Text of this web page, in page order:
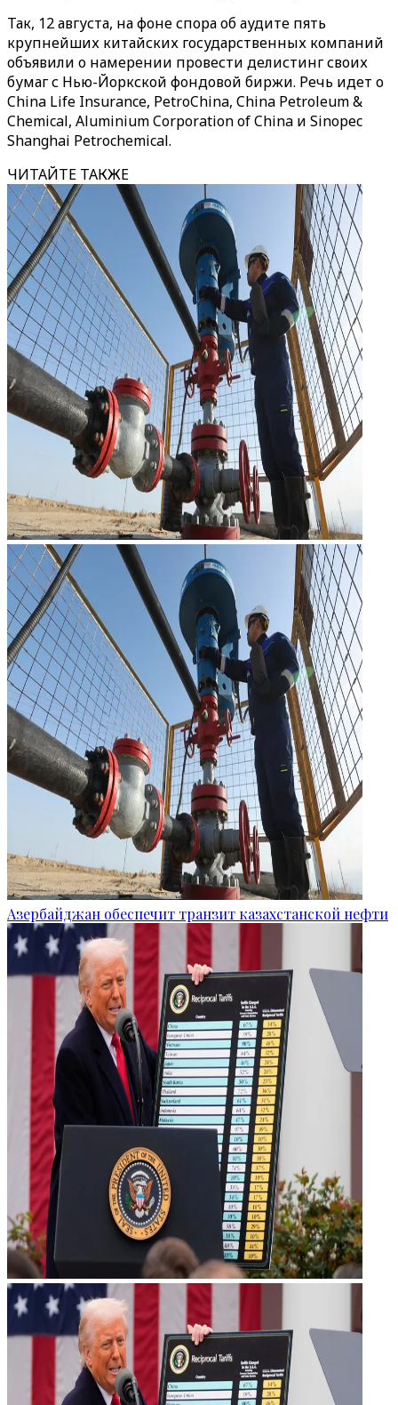
Так, 12 августа, на фоне спора об аудите пять
крупнейших китайских государственных компаний
объявили о намерении провести делистинг своих
бумаг с Нью-Йоркской фондовой биржи. Речь идет о
China Life Insurance, PetroChina, China Petroleum &
Chemical, Aluminium Corporation of China и Sinopec
Shanghai Petrochemical.
ЧИТАЙТЕ ТАКЖЕ
Азербайджан обеспечит транзит казахстанской нефти